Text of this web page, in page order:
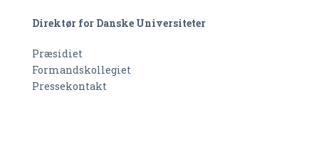
Direktør for Danske Universiteter
Præsidiet
Formandskollegiet
Pressekontakt